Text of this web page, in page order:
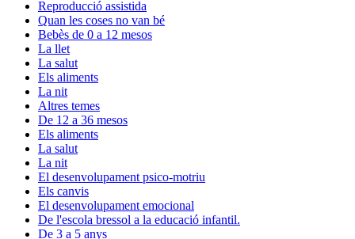
Reproducció assistida
Quan les coses no van bé
Bebès de 0 a 12 mesos
La llet
La salut
Els aliments
La nit
Altres temes
De 12 a 36 mesos
Els aliments
La salut
La nit
El desenvolupament psico-motriu
Els canvis
El desenvolupament emocional
De l'escola bressol a la educació infantil.
De 3 a 5 anys